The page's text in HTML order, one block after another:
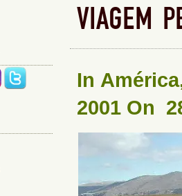
VIAGEM
In América
2001 On